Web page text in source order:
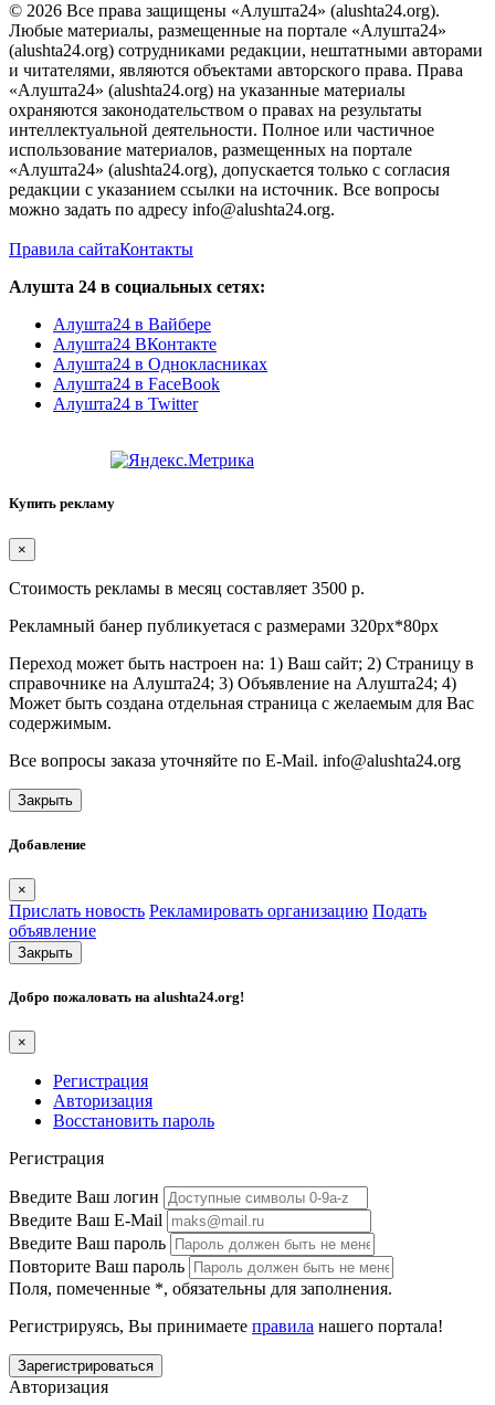
© 2026 Все права защищены «Алушта24» (alushta24.org).
Любые материалы, размещенные на портале «Алушта24»
(alushta24.org) сотрудниками редакции, нештатными авторами
и читателями, являются объектами авторского права. Права
«Алушта24» (alushta24.org) на указанные материалы
охраняются законодательством о правах на результаты
интеллектуальной деятельности. Полное или частичное
использование материалов, размещенных на портале
«Алушта24» (alushta24.org), допускается только с согласия
редакции с указанием ссылки на источник. Все вопросы
можно задать по адресу info@alushta24.org.
Правила сайтаКонтакты
Алушта 24 в социальных сетях:
Алушта24 в Вайбере
Алушта24 ВКонтакте
Алушта24 в Однокласниках
Алушта24 в FaceBook
Алушта24 в Twitter
Купить рекламу
×
Стоимость рекламы в месяц составляет 3500 р.
Рекламный банер публикуетася с размерами 320px*80px
Переход может быть настроен на: 1) Ваш сайт; 2) Страницу в
справочнике на Алушта24; 3) Объявление на Алушта24; 4)
Может быть создана отдельная страница с желаемым для Вас
содержимым.
Все вопросы заказа уточняйте по E-Mail. info@alushta24.org
Закрыть
Добавление
×
Прислать новость Рекламировать организацию Подать
объявление
Закрыть
Добро пожаловать на alushta24.org!
×
Регистрация
Авторизация
Восстановить пароль
Регистрация
Введите Ваш логин
Введите Ваш E-Mail
Введите Ваш пароль
Повторите Ваш пароль
Поля, помеченные *, обязательны для заполнения.
Регистрируясь, Вы принимаете правила нашего портала!
Авторизация